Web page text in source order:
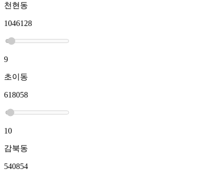
천현동
1046128
9
초이동
618058
10
감북동
540854